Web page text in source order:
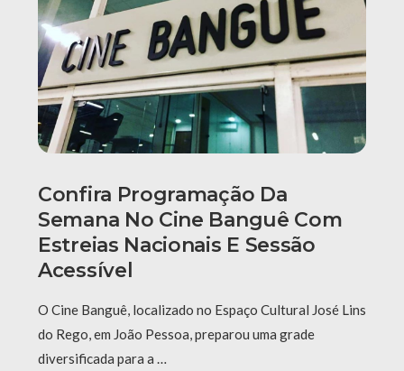
Confira Programação Da
Semana No Cine Banguê Com
Estreias Nacionais E Sessão
Acessível
O Cine Banguê, localizado no Espaço Cultural José Lins
do Rego, em João Pessoa, preparou uma grade
diversificada para a …